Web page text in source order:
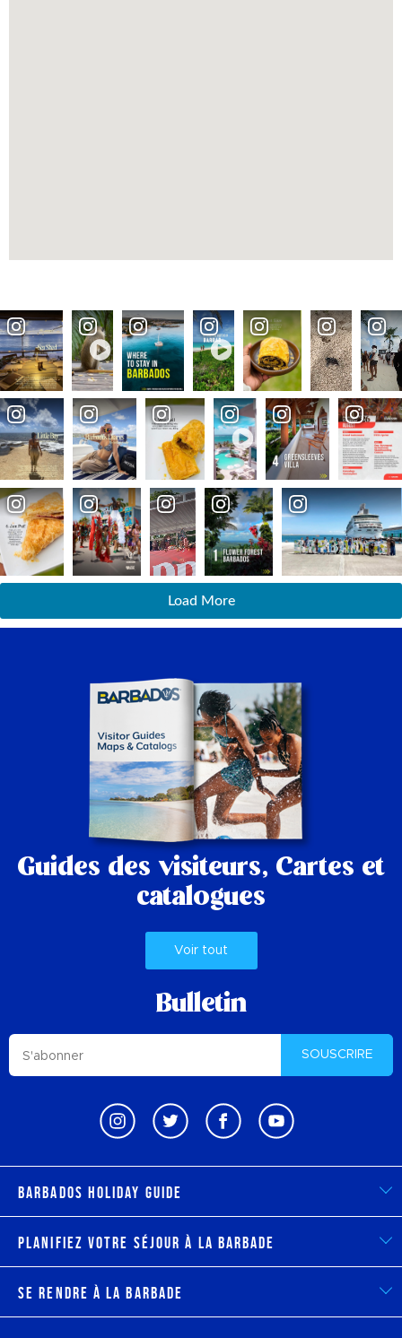
Load More
Guides des visiteurs, Cartes et
catalogues
Voir tout
Bulletin
SOUSCRIRE
Barbados Holiday Guide
Planifiez votre séjour à la Barbade
Se rendre à la Barbade